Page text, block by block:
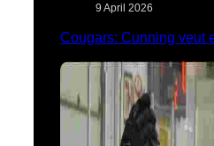
9 April 2026
Cougars: Cunning veut